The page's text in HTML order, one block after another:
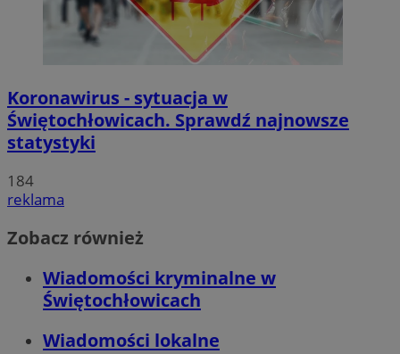
Koronawirus - sytuacja w
Świętochłowicach. Sprawdź najnowsze
statystyki
184
reklama
Zobacz również
Wiadomości kryminalne w
Świętochłowicach
Wiadomości lokalne